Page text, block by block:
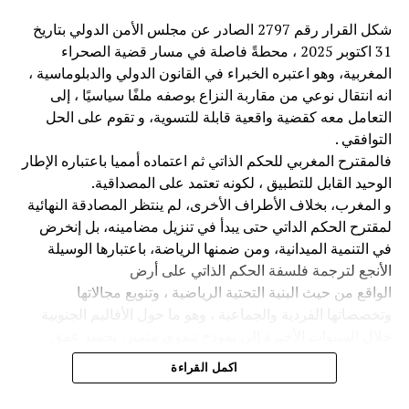
والاجتماعية.
إن تأزر السياسي و الاقتصادي من أجل خلق وبناء حاضنة
اجتماعية كركن من الاركان الثلاثة وهي شرط للتمكين، وفرصة
لضخ الأفكار وتجديد للمواقع العمل وتحديد الأدوار داخل
المؤسسات الوطنية، والهيئات السياسية، والمدنية، مع تنظيم
الجهود والصفوف وبعث رسالة وحدة وطنية حول ما سيتم
صياغته كحكم ذاتي متفق عليه، بحيث ننتقل من وضع الاستقرار
الى خلق الازدهار، اي معركة بناء الإنسان المغربي في كل ربوع
المملكة.
3 تعتبر معركة السرديات وانتصار التنوع والاختلاف من أهم ما
يمكن أن يواكبه الإعلام ويشتغل عليه كل ذلك داخل الوحدة التي
عبر عنها الخطاب الملكي بتحديد يومها ورمزيتها ودلالاتها للأجيال
فإن نزع قرار الاعتراف السيادة المغربية من هيئة الأمم المتحدة
شكل القرار رقم 2797 الصادر عن مجلس الأمن الدولي بتاريخ
31 اكتوبر 2025 ، محطةً فاصلة في مسار قضية الصحراء
المغربية، وهو اعتبره الخبراء في القانون الدولي والدبلوماسية ،
انه انتقال نوعي من مقاربة النزاع بوصفه ملفًا سياسيًا ، إلى
التعامل معه كقضية واقعية قابلة للتسوية، و تقوم على الحل
التوافقي .
فالمقترح المغربي للحكم الذاتي ثم اعتماده أمميا باعتباره الإطار
الوحيد القابل للتطبيق ، لكونه تعتمد على المصداقية.
و المغرب، بخلاف الأطراف الأخرى، لم ينتظر المصادقة النهائية
لمقترح الحكم الداتي حتى يبدأ في تنزيل مضامينه، بل إنخرض
في التنمية الميدانية، ومن ضمنها الرياضة، باعتبارها الوسيلة
الأنجع لترجمة فلسفة الحكم الذاتي على أرض
الواقع من حيث البنية التحتية الرياضية ، وتنويع مجالاتها
الانتماء الوطني من خلال مشاريع اقتصادية واجتماعية وثقافية
ورياضية متكاملة، جعلت من مدن كالعيون والداخلة رمزين
اكمل القراءة